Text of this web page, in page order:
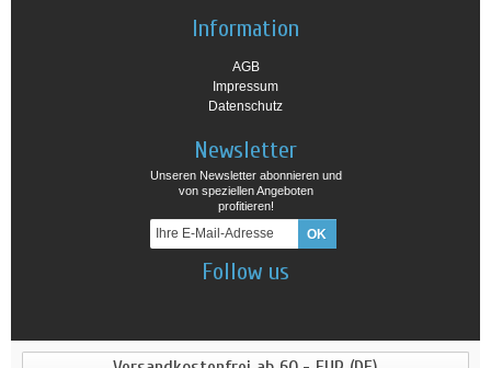
Information
AGB
Impressum
Datenschutz
Newsletter
Unseren Newsletter abonnieren und
von speziellen Angeboten
profitieren!
Follow us